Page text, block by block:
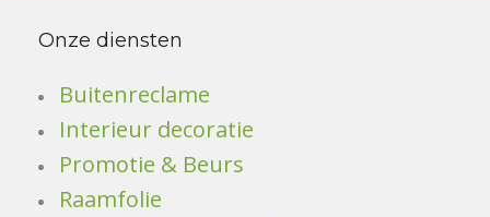
Onze diensten
Buitenreclame
Interieur decoratie
Promotie & Beurs
Raamfolie